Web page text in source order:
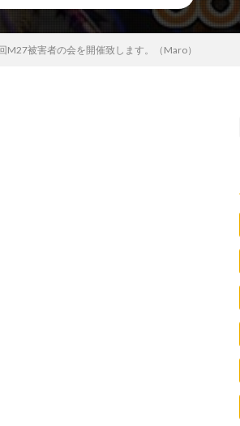
M27被害者の会を開催致します。（Maro）